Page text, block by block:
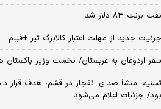
نفت برنت ۸۳ دلار شد
جزئیات جدید از مهلت اعتبار کالابرگ تیر +فیلم
سفر اردوغان به عربستان/ نخست وزیر
تسنیم: منشأ صدای انفجار در قشم، هدف قرار
بود/ جزئیات اعلام می‌شود